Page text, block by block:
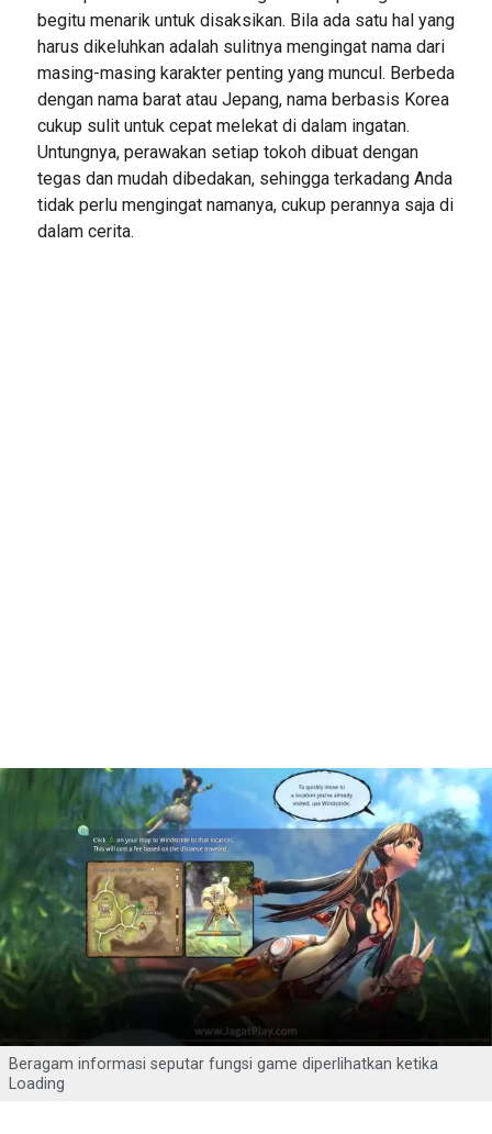
begitu menarik untuk disaksikan. Bila ada satu hal yang
harus dikeluhkan adalah sulitnya mengingat nama dari
masing-masing karakter penting yang muncul. Berbeda
dengan nama barat atau Jepang, nama berbasis Korea
cukup sulit untuk cepat melekat di dalam ingatan.
Untungnya, perawakan setiap tokoh dibuat dengan
tegas dan mudah dibedakan, sehingga terkadang Anda
tidak perlu mengingat namanya, cukup perannya saja di
dalam cerita.
Beragam informasi seputar fungsi game diperlihatkan ketika
Loading